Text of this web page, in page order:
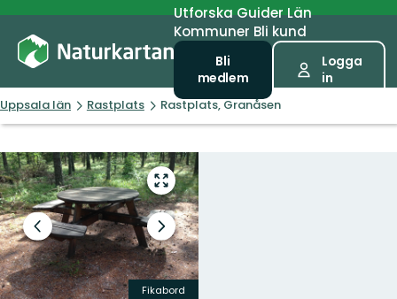
UtforskaGuiderLän
Kommuner Bli kund
Bli
medlem
Logga
in
Uppsala län Rastplats Rastplats, Granåsen
Gå
till
helskärmsläge
Föregående
bild
Nästa
bildspel
Fikabord